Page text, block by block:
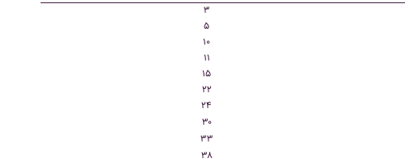
۳
۵
۱۰
۱۱
۱۵
۲۲
۲۴
۳۰
۳۳
۳۸